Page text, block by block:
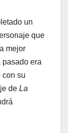
un
que
mejor
pasado era
con su
de La